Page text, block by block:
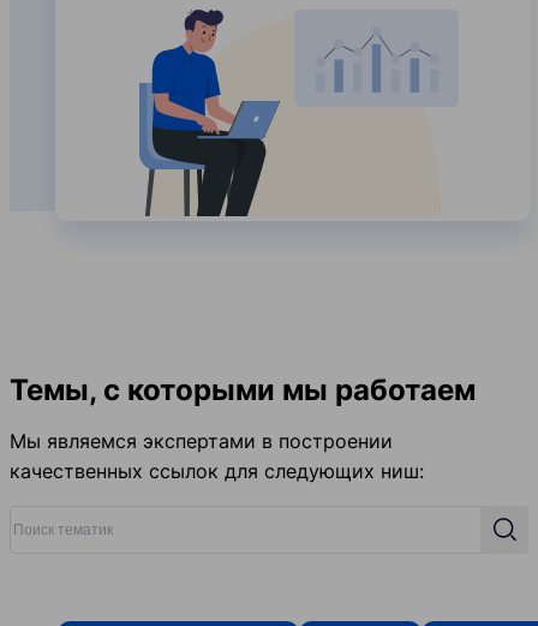
Темы, с которыми мы работаем
Мы являемся экспертами в построении
качественных ссылок для следующих ниш: